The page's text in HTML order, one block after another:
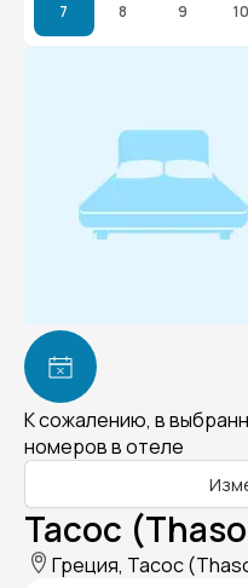
7 8 9 10
К сожалению, в
номеров в отеле
Тасос
Греция, Тасос